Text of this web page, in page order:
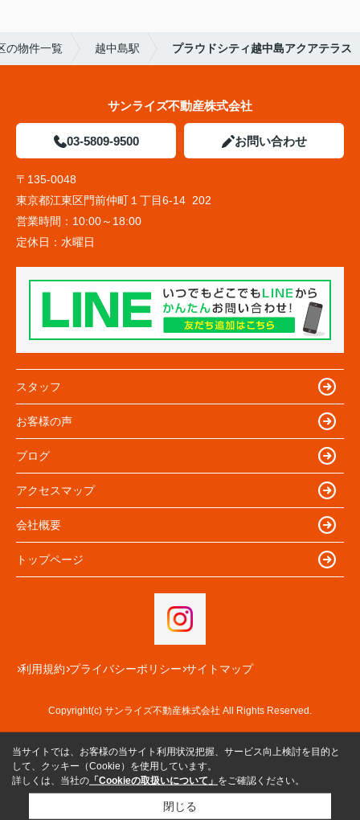
の物件一覧 越中島駅 プラウドシティ越中島アクアテラス
サンライズ不動産株式会社
03-5809-9500 お問い合わせ
〒135-0048
東京都江東区門前仲町１丁目6-14 202
営業時間： 10:00～18:00
定休日： 水曜日
スタッフ
お客様の声
ブログ
アクセスマップ
会社概要
トップページ
利用規約 プライバシーポリシー サイトマップ
Copyright(c) サンライズ不動産株式会社 All Rights Reserved.
当サイトでは、お客様の当サイト利用状況把握、サービス向上検討を目的と
して、クッキー（Cookie）を使用しています。
詳しくは、当社の 「Cookieの取扱いについて」 をご確認ください。
閉じる